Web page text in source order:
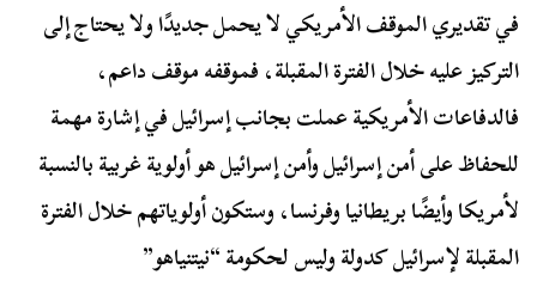
في تقديري الموقف الأمريكي لا يحمل جديدًا ولا يحتاج إلى
التركيز عليه خلال الفترة المقبلة، فموقفه موقف داعم،
فالدفاعات الأمريكية عملت بجانب إسرائيل في إشارة مهمة
للحفاظ على أمن إسرائيل وأمن إسرائيل هو أولوية غربية بالنسبة
لأمريكا وأيضًا بريطانيا وفرنسا، وستكون أولوياتهم خلال الفترة
المقبلة لإسرائيل كدولة وليس لحكومة “نيتنياهو”